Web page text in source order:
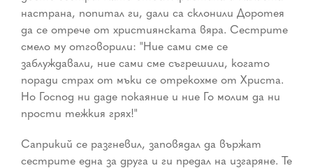
настрана, попитал ги, дали са склонили Доротея
да се отрече от християнската вяра. Сестрите
смело му отговорили: "Ние сами сме се
заблуждавали, ние сами сме съгрешили, когато
поради страх от мъки се отрекохме от Христа.
Но Господ ни даде покаяние и ние Го молим да ни
прости тежкия грях!"
Саприкий се разгневил, заповядал да вържат
сестрите една за друга и ги предал на изгаряне. Те